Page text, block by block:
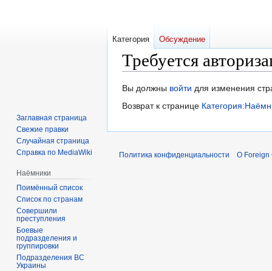
Требуется
Перейти
к
Перейти
к
Вы должны войти для изменения
Возврат к странице
Категория Обсуждение
Заглавная страница
Свежие правки
Случайная страница
Справка по MediaWiki
Наёмники
Поимённый список
Список по странам
Совершили
преступления
Боевые
подразделения и
группировки
Подразделения ВС
Украины
Политика конфиденциальности О Foreign